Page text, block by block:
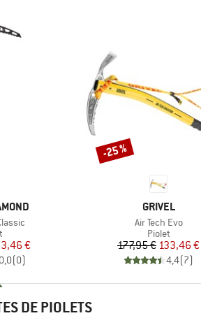
group
réduit
€
0,0(0)
MARQUE
GRIVEL
Article
Air Tech Evo
Product group
Piolet
Prix
177,95 € Prix réduit
133,46 €
4,4(7)
Remise
-25 %
DE PIOLETS